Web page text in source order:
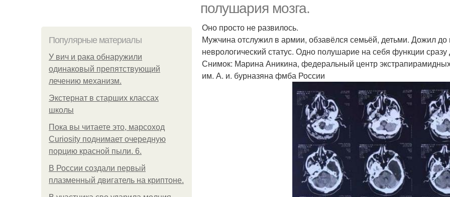
полушария мозга.
Популярные материалы
У вич и рака обнаружили
одинаковый препятствующий
лечению механизм.
Экстернат в старших классах
школы
Пока вы читаете это, марсоход
Curiosity поднимает очередную
порцию красной пыли. 6.
В России создали первый
плазменный двигатель на криптоне.
Оно просто не развилось.
Мужчина отслужил в армии, обзавёлся семьёй, детьми. Дожил
неврологический статус. Одно полушарие на себя функции сразу
Снимок: Марина Аникина, федеральный центр
им. А. и. бурназяна фмба России